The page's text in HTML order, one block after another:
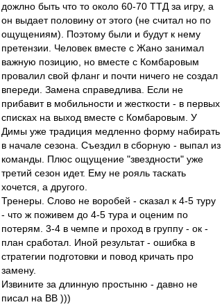
дожлно быть что то около 60-70 ТТД за игру, а
он выдает половину от этого (не считал но по
ощущениям). Поэтому были и будут к нему
претензии. Человек вместе с Жано занимал
важную позицию, но вместе с Комбаровым
провалил свой фланг и почти ничего не создал
впереди. Замена справедлива. Если не
прибавит в мобильности и жесткости - в первых
списках на выход вместе с Комбаровым. У
Димы уже традиция медленно форму набирать
в начале сезона. Съездил в сборную - выпал из
команды. Плюс ощущение "звездности" уже
третий сезон идет. Ему не рояль таскать
хочется, а другого.
Тренеры. Слово не воробей - сказал к 4-5 туру
- что ж поживем до 4-5 тура и оценим по
потерям. 3-4 в чемпе и проход в группу - ок -
план сработал. Иной результат - ошибка в
стратегии подготовки и повод кричать про
замену.
Извините за длинную простыню - давно не
писал на ВВ )))